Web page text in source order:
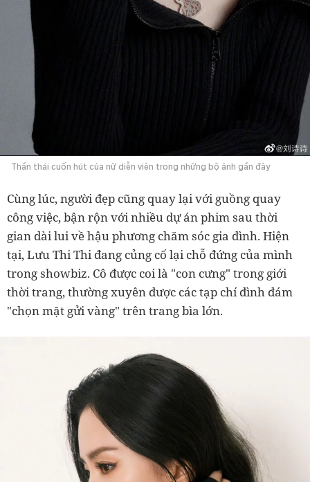
Thần thái cuốn hút của nữ diễn viên trong những bộ ảnh gần đây
Cùng lúc, người đẹp cũng quay lại với guồng quay
công việc, bận rộn với nhiều dự án phim sau thời
gian dài lui về hậu phương chăm sóc gia đình. Hiện
tại, Lưu Thi Thi đang củng cố lại chỗ đứng của mình
trong showbiz. Cô được coi là "con cưng" trong giới
thời trang, thường xuyên được các tạp chí đình đám
"chọn mặt gửi vàng" trên trang bìa lớn.